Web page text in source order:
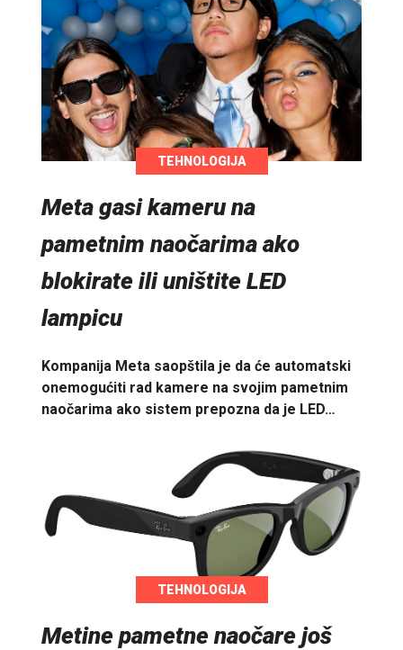
TEHNOLOGIJA
Meta gasi kameru na
pametnim naočarima ako
blokirate ili uništite LED
lampicu
Kompanija Meta saopštila je da će automatski
onemogućiti rad kamere na svojim pametnim
naočarima ako sistem prepozna da je LED…
TEHNOLOGIJA
Metine pametne naočare još